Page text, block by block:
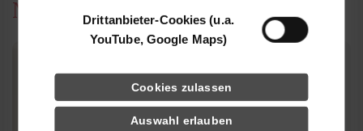
Drittanbieter-Cookies (u.a.
YouTube, Google Maps)
Cookies zulassen
Auswahl erlauben
News